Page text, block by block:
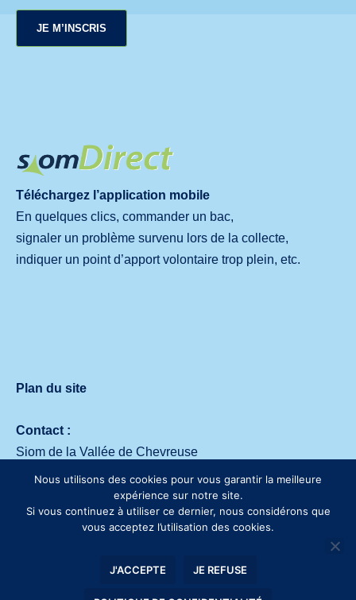
JE M’INSCRIS
Téléchargez l’application mobile
En quelques clics, commander un bac,
signaler un problème survenu lors de la collecte,
indiquer un point d’apport volontaire trop plein, etc.
Plan du site
Contact :
Siom de la Vallée de Chevreuse
Avenue des deux Lacs – 91140 Villejust
01 64 53 30 00
Nous utilisons des cookies pour vous garantir la meilleure
expérience sur notre site.
Si vous continuez à utiliser ce dernier, nous considérons que
vous acceptez l’utilisation des cookies.
J'ACCEPTE JE REFUSE